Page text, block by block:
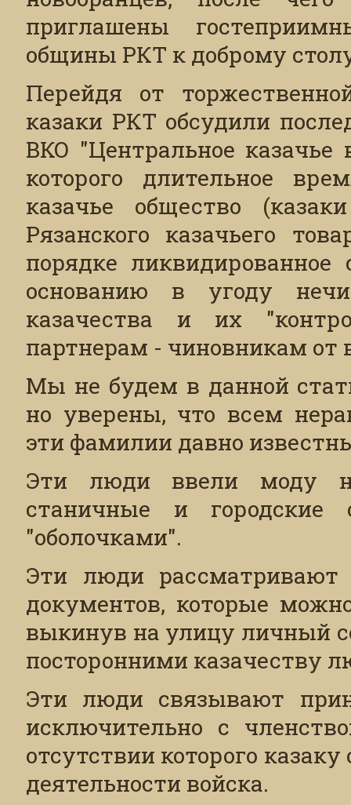
приглашены
общины РКТ к доброму
Перейдя от
казаки РКТ обсудили
ВКО "Центральное казачье
которого длительное
казачье общество
Рязанского казачьего
порядке
основанию в угоду
казачества и их
партнерам - чиновникам от
Мы не будем в данной
но уверены, что всем
эти фамилии давно
Эти люди ввели моду
станичные и
"оболочками".
Эти люди рассматривают
документов, которые
выкинув на улицу личный
посторонними казачеству
Эти люди связывают
исключительно с
отсутствии которого
деятельности войска.